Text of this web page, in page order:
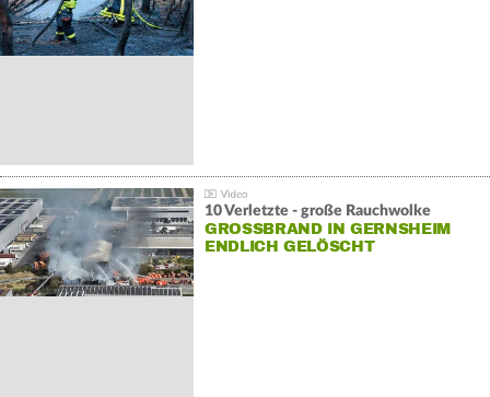
10 Verletzte - große Rauchwolke
GROSSBRAND IN GERNSHEIM E
NDLICH GELÖSCHT